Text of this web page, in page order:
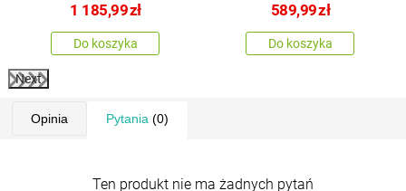
1 185,99zł
Do koszyka
589,99zł
Do koszyka
Next
Opinia Pytania (0)
Ten produkt nie ma żadnych pytań